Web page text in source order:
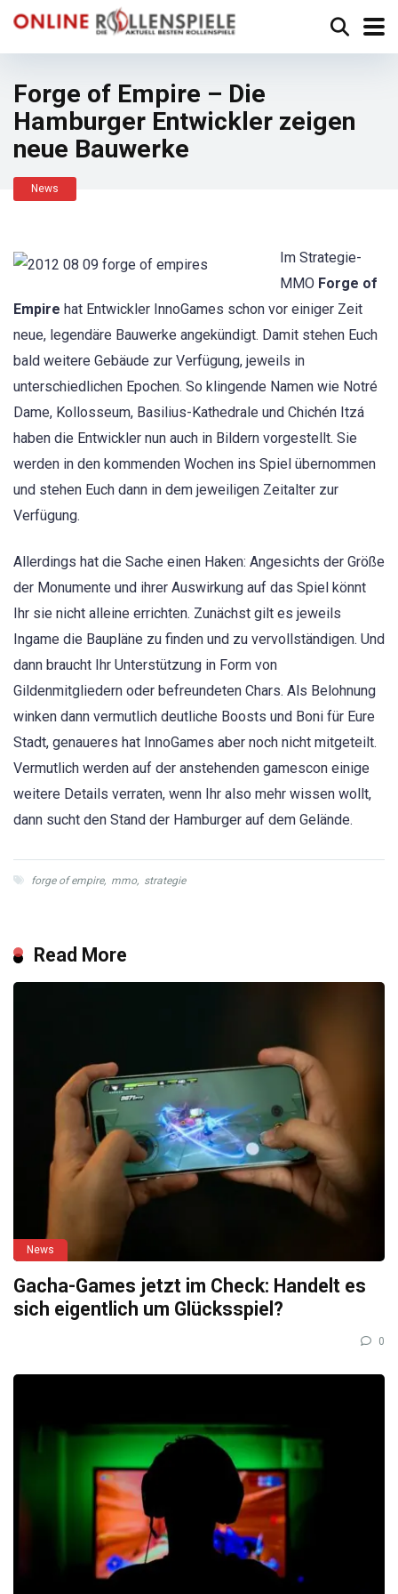
Forge of Empire – Die
Hamburger Entwickler zeigen
neue Bauwerke
News
Im Strategie-
MMO Forge of
Empire hat Entwickler InnoGames schon vor einiger Zeit
neue, legendäre Bauwerke angekündigt. Damit stehen Euch
bald weitere Gebäude zur Verfügung, jeweils in
unterschiedlichen Epochen. So klingende Namen wie Notré
Dame, Kollosseum, Basilius-Kathedrale und Chichén Itzá
haben die Entwickler nun auch in Bildern vorgestellt. Sie
werden in den kommenden Wochen ins Spiel übernommen
und stehen Euch dann in dem jeweiligen Zeitalter zur
Verfügung.
Allerdings hat die Sache einen Haken: Angesichts der Größe
der Monumente und ihrer Auswirkung auf das Spiel könnt
Ihr sie nicht alleine errichten. Zunächst gilt es jeweils
Ingame die Baupläne zu finden und zu vervollständigen. Und
dann braucht Ihr Unterstützung in Form von
Gildenmitgliedern oder befreundeten Chars. Als Belohnung
winken dann vermutlich deutliche Boosts und Boni für Eure
Stadt, genaueres hat InnoGames aber noch nicht mitgeteilt.
Vermutlich werden auf der anstehenden gamescon einige
weitere Details verraten, wenn Ihr also mehr wissen wollt,
dann sucht den Stand der Hamburger auf dem Gelände.
forge of empire, mmo, strategie
Read More
News
Gacha-Games jetzt im Check: Handelt es
sich eigentlich um Glücksspiel?
0